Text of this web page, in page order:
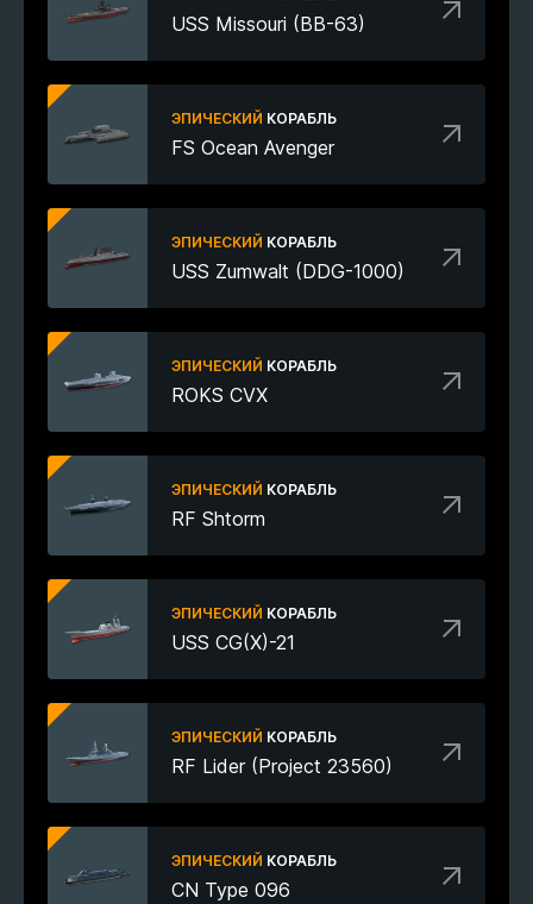
USS Missouri (BB-63)
ЭПИЧЕСКИЙ КОРАБЛЬ
FS Ocean Avenger
ЭПИЧЕСКИЙ КОРАБЛЬ
USS Zumwalt (DDG-1000)
ЭПИЧЕСКИЙ КОРАБЛЬ
ROKS CVX
ЭПИЧЕСКИЙ КОРАБЛЬ
RF Shtorm
ЭПИЧЕСКИЙ КОРАБЛЬ
USS CG(X)-21
ЭПИЧЕСКИЙ КОРАБЛЬ
RF Lider (Project 23560)
ЭПИЧЕСКИЙ КОРАБЛЬ
CN Type 096